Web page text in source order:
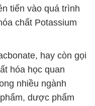
tiến vào quá trình
chất Potassium
hay còn gọi
hóa học quan
nhiều ngành
dược phẩm